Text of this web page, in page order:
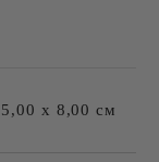
х 8,00 см